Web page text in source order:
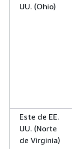
UU. (Ohio)
Este de EE.
UU. (Norte
de Virginia)